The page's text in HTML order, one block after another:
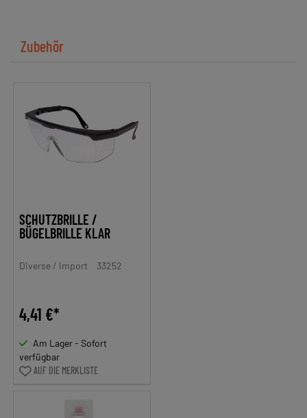
Zubehör
SCHUTZBRILLE /
BÜGELBRILLE KLAR
Diverse / Import 33252
4,41 €*
Am Lager - Sofort
verfügbar
AUF DIE MERKLISTE